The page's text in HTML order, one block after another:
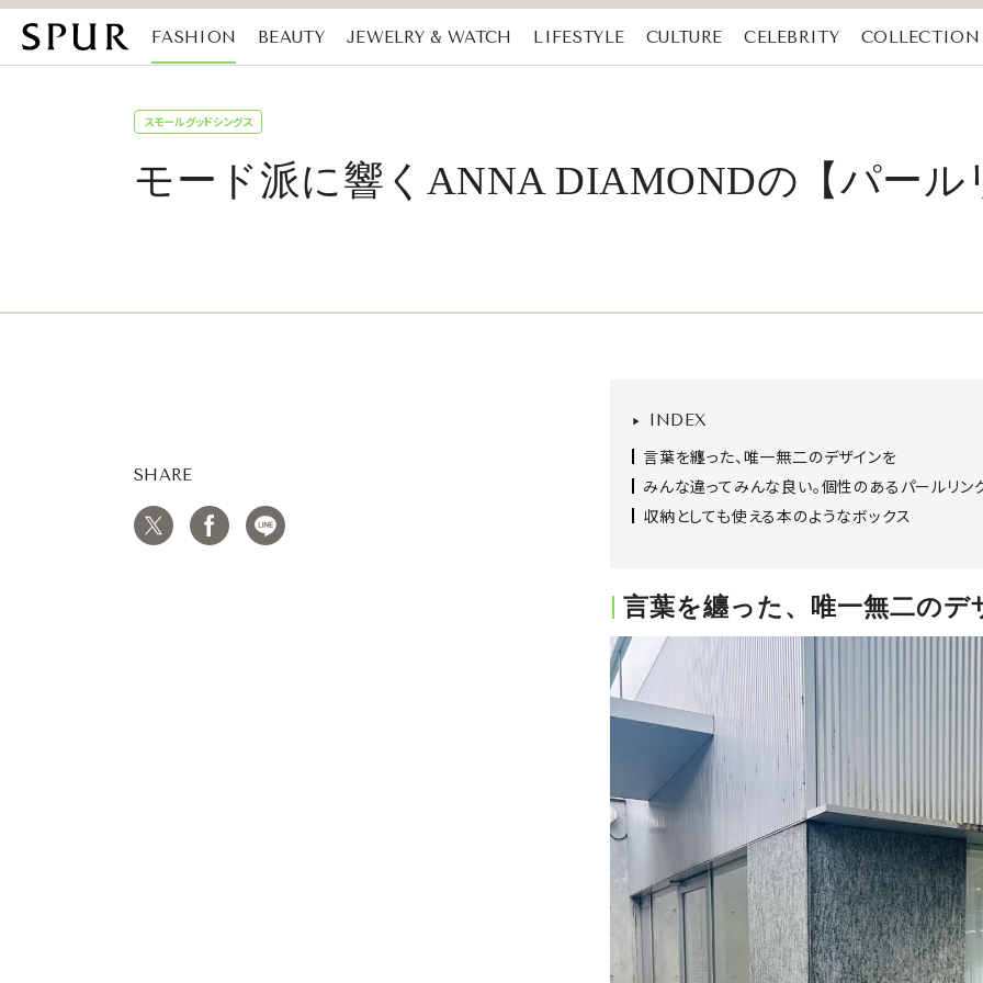
FASHION BEAUTY JEWELRY & WATCH LIFESTYLE CULTURE CELEBRITY
COLLECTION
スモールグッドシングス
モード派に響くANNA DIAMONDの【パール
SHARE
INDEX
言葉を纏った、唯一無二のデザインを
みんな違ってみんな良い。個性のあるパールリン
収納としても使える本のようなボックス
言葉を纏った、唯一無二のデ